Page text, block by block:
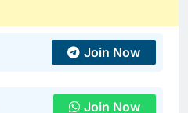
Join Now
Join Now